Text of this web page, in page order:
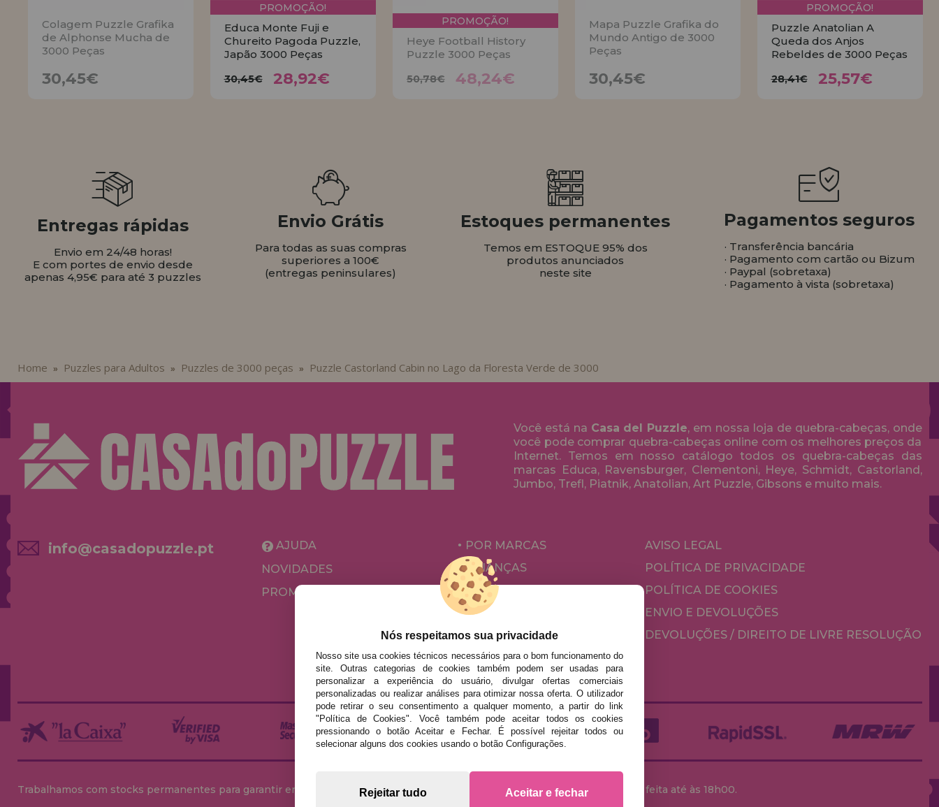
Colagem Puzzle Grafika
de Alphonse Mucha de
3000 Peças
30,45€
PROMOÇÃO!
Educa Monte Fuji e
Chureito Pagoda Puzzle,
Japão 3000 Peças
30,45€ 28,92€
PROMOÇÃO!
Heye Football History
Puzzle 3000 Peças
50,78€ 48,24€
Mapa Puzzle Grafika do
Mundo Antigo de 3000
Peças
30,45€
PROMOÇÃO!
Puzzle Anatolian A
Queda dos Anjos
Rebeldes de 3000 Peças
28,41€ 25,57€
Entregas rápidas
Envio em 24/48 horas!
E com portes de envio desde
apenas 4,95€ para até 3 puzzles
Envio Grátis
Para todas as suas compras
superiores a 100€
(entregas peninsulares)
Estoques permanentes
Temos em ESTOQUE 95% dos
produtos anunciados
neste site
Pagamentos seguros
· Transferência bancária
· Pagamento com cartão ou Bizum
· Paypal (sobretaxa)
· Pagamento à vista (sobretaxa)
Home » Puzzles para Adultos » Puzzles de 3000 peças » Puzzle Castorland Cabin no Lago da Floresta Verde de 3000
Você está na Casa del Puzzle, em nossa loja de quebra-cabeças, onde
você pode comprar quebra-cabeças online com os melhores preços da
Internet. Temos em nosso catálogo todos os quebra-cabeças das
marcas Educa, Ravensburger, Clementoni, Heye, Schmidt, Castorland,
Jumbo, Trefl, Piatnik, Anatolian, Art Puzzle, Gibsons e muito mais.
info@casadopuzzle.pt
AJUDA
NOVIDADES
PROMOÇÕES E OFERTAS
POR MARCAS
CRIANÇAS
PARA ADULTOS
POR AUTORES
ACESSÓRIOS
JOGOS DE TABULEIRO
AVISO LEGAL
POLÍTICA DE PRIVACIDADE
POLÍTICA DE COOKIES
ENVIO E DEVOLUÇÕES
DEVOLUÇÕES / DIREITO DE LIVRE RESOLUÇÃO
Trabalhamos com stocks permanentes para garantir entregas rápidas no território peninsular, desde que a encomenda seja feita até às 18h00.
Nós respeitamos sua privacidade
Nosso site usa cookies técnicos necessários para o bom funcionamento do
site. Outras categorias de cookies também podem ser usadas para
personalizar a experiência do usuário, divulgar ofertas comerciais
personalizadas ou realizar análises para otimizar nossa oferta. O utilizador
pode retirar o seu consentimento a qualquer momento, a partir do link
"Política de Cookies". Você também pode aceitar todos os cookies
pressionando o botão Aceitar e Fechar. É possível rejeitar todos ou
selecionar alguns dos cookies usando o botão Configurações.
Rejeitar tudo Aceitar e fechar